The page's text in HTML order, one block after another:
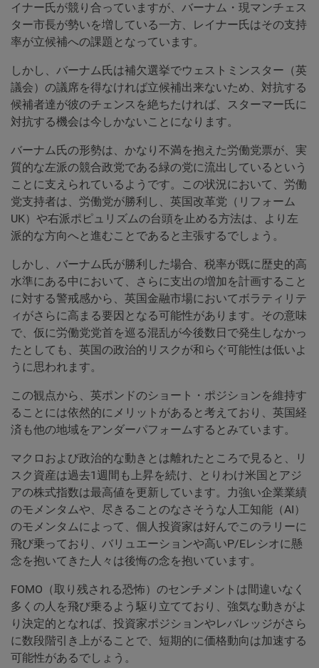
イナー氏が競り合っていますが、バーナム・現マンチェス
ター市長が勢いを増している一方、レイナー氏はその支持
率が立候補への課題となっています。
しかし、バーナム氏は補欠選挙でウェストミンスター（英
議会）の議席を得なければ立候補出来ないため、対抗する
候補者達が彼のチェンスを絶ちたければ、スターマー氏に
対抗する機会は今しかないことになります。
バーナム氏の形勢は、かなり不満を抱えた労働党票が、実
質的な左派の競合政党である緑の党に流出しているという
ことに支えられているようです。この状況において、労働
党支持者は、労働党が勝利し、英国改革党（リフォーム
UK）や右派ポピュリズムの台頭を止める方法は、より左
派的な方向へと進むことであると主張するでしょう。
しかし、バーナム氏が勝利した場合、税率が既に歴史的高
水準にある中において、さらに支出の増加を計画すること
に対する警戒感から、英国金融市場においてボラティリテ
ィがさらに高まる要因となる可能性があります。その意味
で、仮に労働党党首を巡る混乱が今後数日で発生しなかっ
たとしても、英国の政治的リスクが和らぐ可能性は低いよ
うに思われます。
この観点から、英ポンドのショート・ポジションを維持す
ることには依然的にメリットがあると考えており、英国経
済も他の地域をアンダーパフォームするとみています。
マクロおよび政治的な動きとは離れたところで見ると、リ
スク資産は過去1週間も上昇を続け、とりわけ米国とアジ
アの株式指数は最高値を更新しています。力強い企業業績
のモメンタムや、尽きることのなさそうな人工知能（AI）
のモメンタムによって、個人投資家は好んでこのラリーに
飛び乗っており、バリュエーションや高いP/Eレシオに懸
念を抱いてきた人々は後悔の念を抱いています。
FOMO（取り残される恐怖）のセンチメントは間違いなく
多くの人を飛び乗るよう駆り立てており、強気な動きがよ
り決定的となれば、投資家ポジションやレバレッジがさら
に数段階引き上がることで、短期的に価格動向は加速する
可能性があるでしょう。